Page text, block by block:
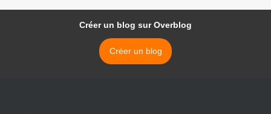
Créer un blog sur Overblog
Créer un blog